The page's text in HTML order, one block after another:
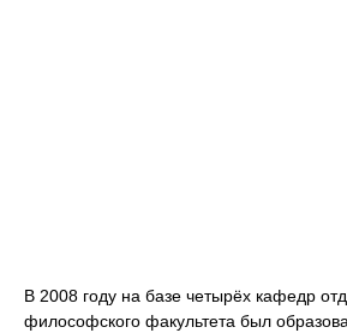
В 2008 году на базе четырёх кафедр
философского факультета был